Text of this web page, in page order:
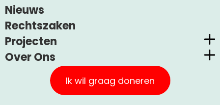
Nieuws
Rechtszaken
Projecten
Nederlandse Privacy Awards
Claimstichting CUIC
PrivacyWijzer
Over Ons
Privacy First
Onze Successen
Ik wil graag doneren
ADVOCATENBLAD, AUGUSTUS 2014: ‘TYPISCH OPSTELTEN’
Advocatenblad, augustus
2014: ‘Typisch Opstelten’
Uncategorized 14 oktober, 2014